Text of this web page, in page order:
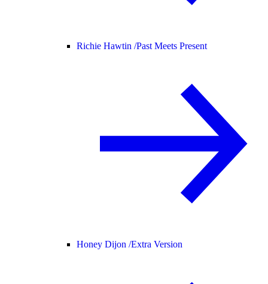
Richie Hawtin /Past Meets Present
Honey Dijon /Extra Version